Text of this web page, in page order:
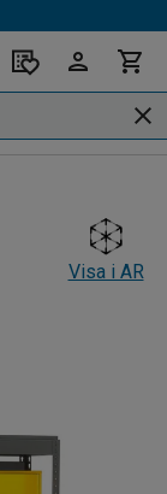
Visa i AR